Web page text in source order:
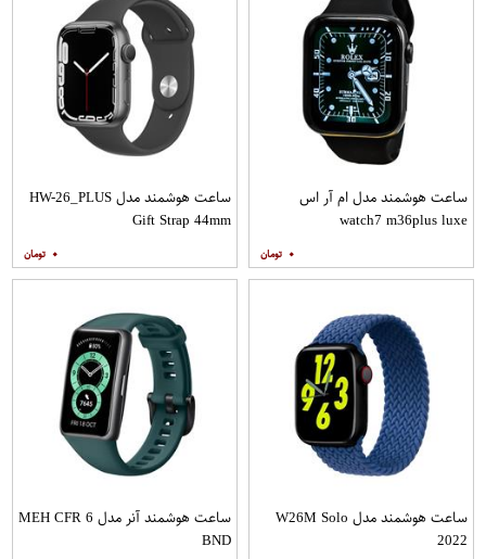
ساعت هوشمند مدل ام آر اس
watch7 m36plus luxe
۰
ساعت هوشمند مدل HW-26_PLUS
Gift Strap 44mm
۰
ساعت هوشمند مدل W26M Solo
2022
ساعت هوشمند آنر مدل MEH CFR 6
BND